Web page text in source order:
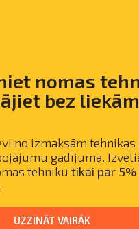
nomas
bez liekām
no izmaksām tehnikas
gadījumā.
tehniku tikai par 5%
.
UZZINĀT VAIRĀK